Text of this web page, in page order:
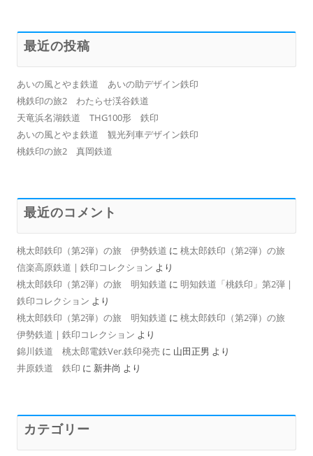
最近の投稿
あいの風とやま鉄道 あいの助デザイン鉄印
桃鉄印の旅2 わたらせ渓谷鉄道
天竜浜名湖鉄道 THG100形 鉄印
あいの風とやま鉄道 観光列車デザイン鉄印
桃鉄印の旅2 真岡鉄道
最近のコメント
桃太郎鉄印（第2弾）の旅 伊勢鉄道 に 桃太郎鉄印（第2弾）の旅
信楽高原鉄道 | 鉄印コレクション より
桃太郎鉄印（第2弾）の旅 明知鉄道 に 明知鉄道「桃鉄印」第2弾 |
鉄印コレクション より
桃太郎鉄印（第2弾）の旅 明知鉄道 に 桃太郎鉄印（第2弾）の旅
伊勢鉄道 | 鉄印コレクション より
錦川鉄道 桃太郎電鉄Ver.鉄印発売 に 山田正男 より
井原鉄道 鉄印 に 新井尚 より
カテゴリー